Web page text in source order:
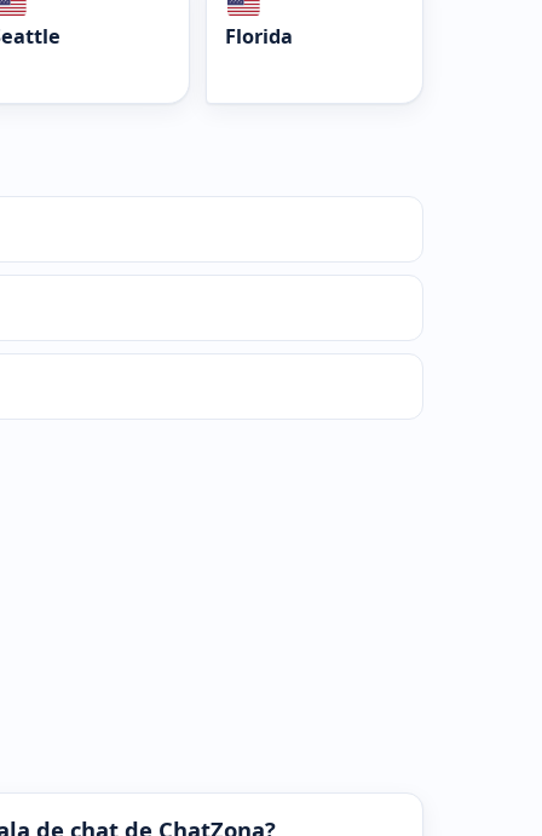
Florida
de chat de ChatZona?